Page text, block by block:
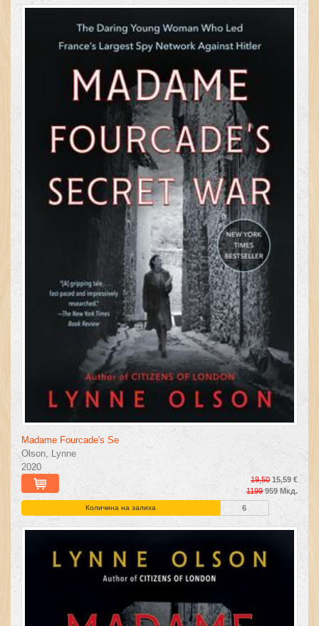
Madame Fourcade's Se
Olson, Lynne
2020
19,50 15,59 €
1199959 Мкд.
Количина на залиха 6